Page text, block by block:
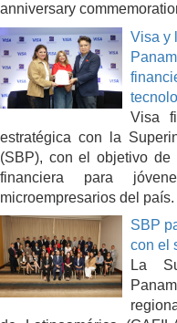
anniversary
Visa y
Visa
estratégica con la
(SBP), con el objetivo de
financiera para
microempresarios del país.
SBP
con el
La